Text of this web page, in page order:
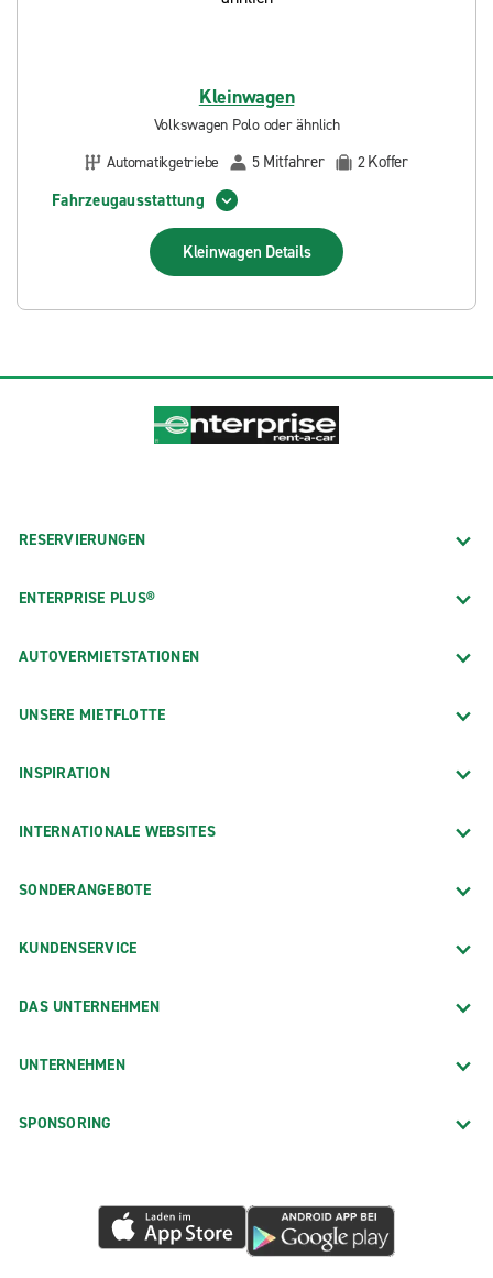
Kleinwagen
Volkswagen Polo oder ähnlich
Automatikgetriebe
5 Mitfahrer 2Koffer
Fahrzeugausstattung
Kleinwagen Details
RESERVIERUNGEN
ENTERPRISE PLUS®
AUTOVERMIETSTATIONEN
UNSERE MIETFLOTTE
INSPIRATION
INTERNATIONALE WEBSITES
SONDERANGEBOTE
KUNDENSERVICE
DAS UNTERNEHMEN
UNTERNEHMEN
SPONSORING